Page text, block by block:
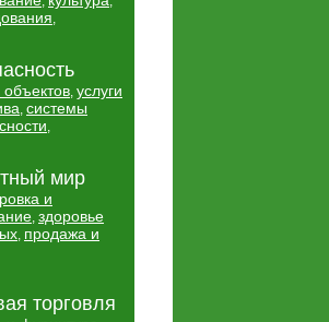
,
, услуги
, системы
,
мир
и
, здоровье
, продажа и
торговля